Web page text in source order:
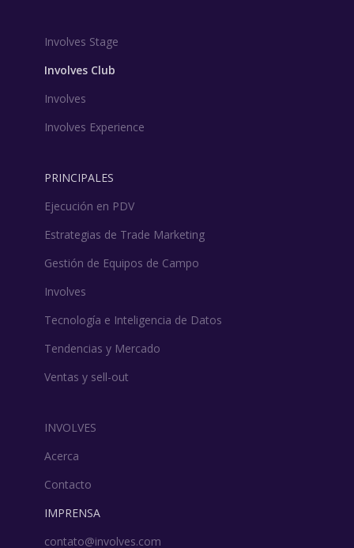
Involves Stage
Involves Club
Involves
Involves Experience
PRINCIPALES
Ejecución en PDV
Estrategias de Trade Marketing
Gestión de Equipos de Campo
Involves
Tecnología e Inteligencia de Datos
Tendencias y Mercado
Ventas y sell-out
INVOLVES
Acerca
Contacto
IMPRENSA
contato@involves.com